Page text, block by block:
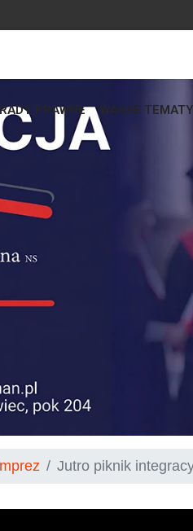
PRAWNE WASZE TEMATY
Jutro piknik